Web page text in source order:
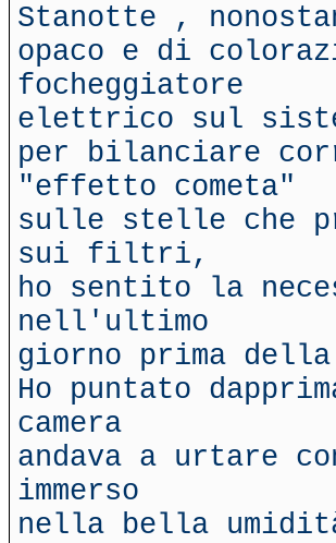
Stanotte ,
opaco e di
focheggiatore
elettrico sul
per bilanciare
"effetto cometa"
sulle stelle che
sui filtri,
ho sentito la
nell'ultimo
giorno prima
Ho puntato
camera
andava a urtare
immerso
nella bella